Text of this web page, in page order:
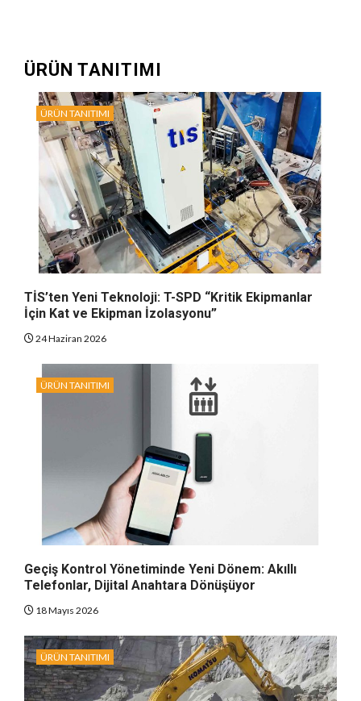
ÜRÜN TANITIMI
ÜRÜN TANITIMI
TİS’ten Yeni Teknoloji: T-SPD “Kritik Ekipmanlar
İçin Kat ve Ekipman İzolasyonu”
24 Haziran 2026
ÜRÜN TANITIMI
Geçiş Kontrol Yönetiminde Yeni Dönem: Akıllı
Telefonlar, Dijital Anahtara Dönüşüyor
18 Mayıs 2026
ÜRÜN TANITIMI